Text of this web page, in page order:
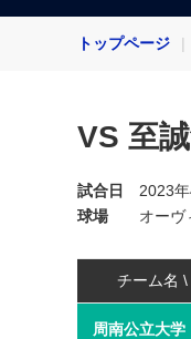
トップページ
VS 至
試合日
2023
球場
オーヴ
チーム名
周南公立大学